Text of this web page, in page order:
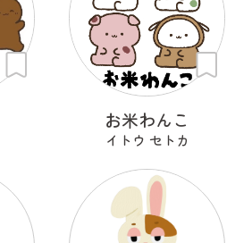
お米わんこ
イトウ セトカ